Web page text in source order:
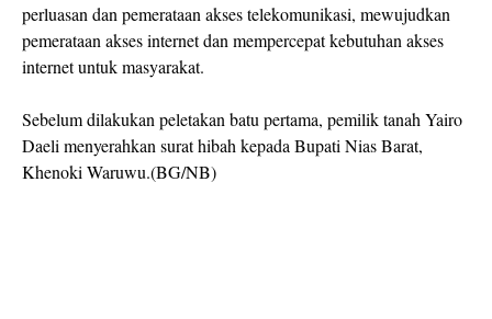
perluasan dan pemerataan akses telekomunikasi, mewujudkan
pemerataan akses internet dan mempercepat kebutuhan akses
internet untuk masyarakat.
Sebelum dilakukan peletakan batu pertama, pemilik tanah Yairo
Daeli menyerahkan surat hibah kepada Bupati Nias Barat,
Khenoki Waruwu.(BG/NB)